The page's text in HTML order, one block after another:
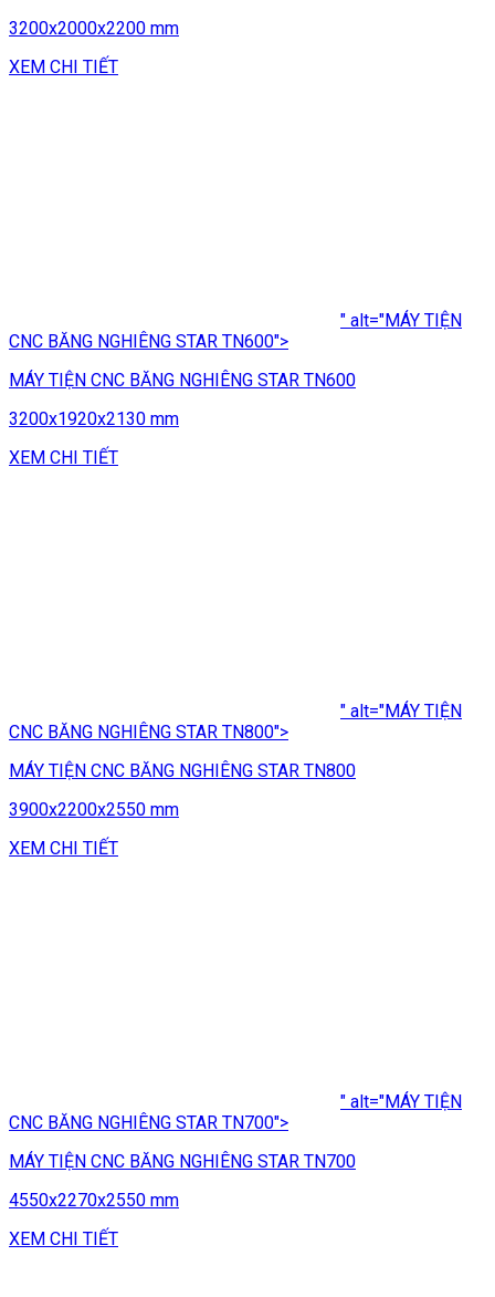
3200x2000x2200 mm
XEM CHI TIẾT
" alt="MÁY TIỆN
CNC BĂNG NGHIÊNG STAR TN600">
MÁY TIỆN CNC BĂNG NGHIÊNG STAR TN600
3200x1920x2130 mm
XEM CHI TIẾT
" alt="MÁY TIỆN
CNC BĂNG NGHIÊNG STAR TN800">
MÁY TIỆN CNC BĂNG NGHIÊNG STAR TN800
3900x2200x2550 mm
XEM CHI TIẾT
" alt="MÁY TIỆN
CNC BĂNG NGHIÊNG STAR TN700">
MÁY TIỆN CNC BĂNG NGHIÊNG STAR TN700
4550x2270x2550 mm
XEM CHI TIẾT